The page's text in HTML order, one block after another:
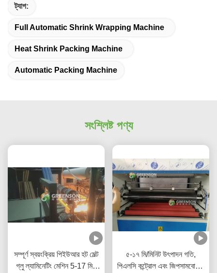
ট্যাগ:
Full Automatic Shrink Wrapping Machine
Heat Shrink Packing Machine
Automatic Packing Machine
সংশ্লিষ্ট পণ্য
সম্পূর্ণ স্বয়ংক্রিয় পিইউআর হট মেল্ট
গ্লু ল্যামিনেটিং মেশিন 5-17 মি /
৫-১৭ মি/মিনিট উৎপাদন গতি,
পিএলসি কন্ট্রোল এবং জিপসামবোর্ডের